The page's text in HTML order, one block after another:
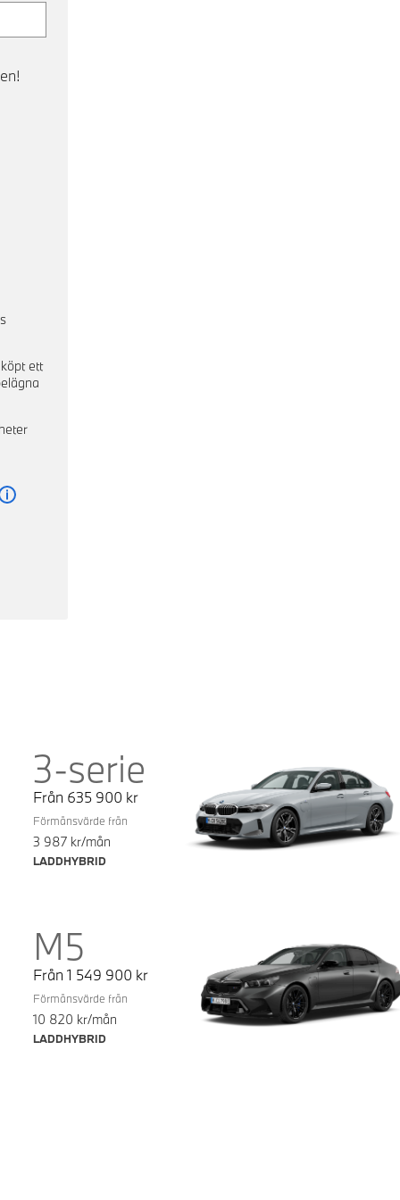
ett
3-serie
Från 635 900 kr
Förmånsvärde från
3 987 kr/mån
LADDHYBRID
M5
Från 1 549 900 kr
Förmånsvärde från
10 820 kr/mån
LADDHYBRID